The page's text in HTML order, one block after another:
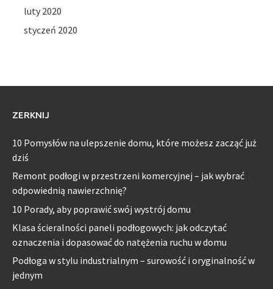
luty 2020
styczeń 2020
ZERKNIJ
10 Pomysłów na ulepszenie domu, które możesz zacząć już
dziś
Remont podłogi w przestrzeni komercyjnej – jak wybrać
odpowiednią nawierzchnię?
10 Porady, aby poprawić swój wystrój domu
Klasa ścieralności paneli podłogowych: jak odczytać
oznaczenia i dopasować do natężenia ruchu w domu
Podłoga w stylu industrialnym – surowość i oryginalność w
jednym